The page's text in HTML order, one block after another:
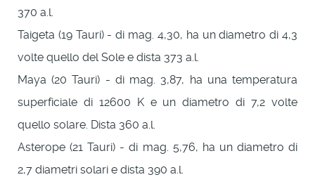
370 a.l.
Taigeta (19 Tauri) - di mag. 4,30, ha un diametro di 4,3
volte quello del Sole e dista 373 a.l.
Maya (20 Tauri) - di mag. 3,87, ha una temperatura
superficiale di 12600 K e un diametro di 7,2 volte
quello solare. Dista 360 a.l.
Asterope (21 Tauri) - di mag. 5,76, ha un diametro di
2,7 diametri solari e dista 390 a.l.